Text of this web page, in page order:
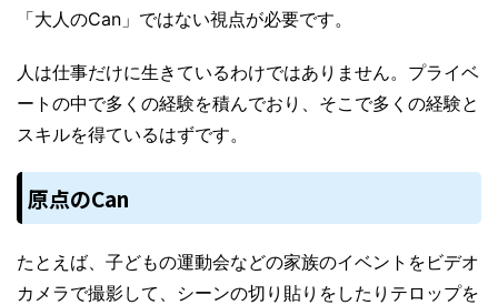
「大人のCan」ではない視点が必要です。
人は仕事だけに生きているわけではありません。プライベ
ートの中で多くの経験を積んでおり、そこで多くの経験と
スキルを得ているはずです。
原点のCan
たとえば、子どもの運動会などの家族のイベントをビデオ
カメラで撮影して、シーンの切り貼りをしたりテロップを